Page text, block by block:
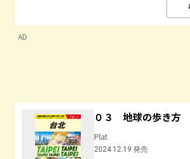
AD
０３ 地球の歩き
Plat
2024.12.19 発売